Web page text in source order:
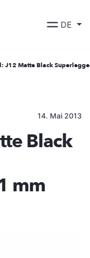
DE
J12 Matte Black
14. Mai 2013
Black
mm